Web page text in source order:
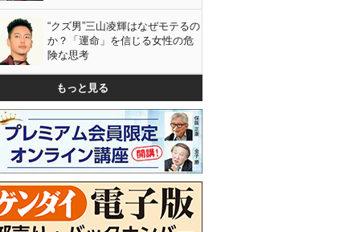
“クズ男”三山凌輝はなぜモテるの
か？「運命」を信じる女性の危
険な思考
もっと見る